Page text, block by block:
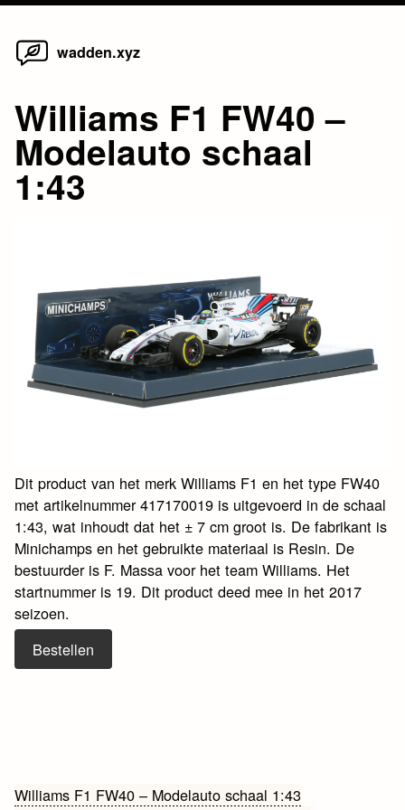
Skip
wadden.xyz
Williams F1 FW40 –
Modelauto schaal
1:43
Dit product van het merk Williams F1 en het type FW40
met artikelnummer 417170019 is uitgevoerd in de schaal
1:43, wat inhoudt dat het ± 7 cm groot is. De fabrikant is
Minichamps en het gebruikte materiaal is Resin. De
bestuurder is F. Massa voor het team Williams. Het
startnummer is 19. Dit product deed mee in het 2017
seizoen.
Bestellen
Bericht
Williams F1 FW40 – Modelauto schaal 1:43